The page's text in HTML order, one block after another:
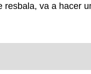
resbala, va a hacer